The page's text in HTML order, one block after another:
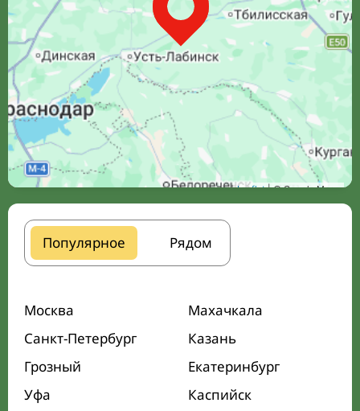
Leaflet| © Google Maps
Популярное Рядом
Москва
Махачкала
Санкт-Петербург
Казань
Грозный
Екатеринбург
Уфа
Каспийск